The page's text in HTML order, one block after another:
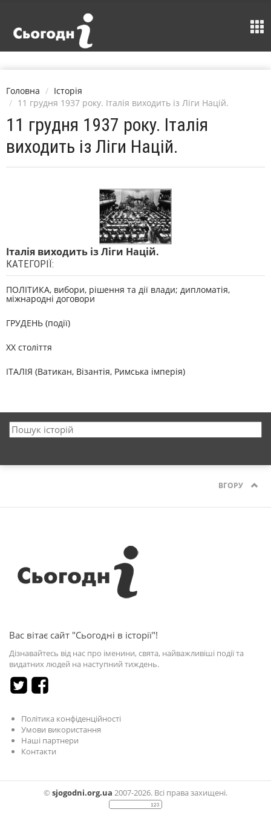
Головна
Історія
11 грудня 1937 року. Італія виходить із Ліги Націй.
11 грудня 1937 року. Італія
виходить із Ліги Націй.
Італія виходить із Ліги Націй.
КАТЕГОРІЇ:
ПОЛІТИКА, вибори, рішення та дії влади; дипломатія,
міжнародні договори
ГРУДЕНЬ (події)
XX століття
ІТАЛІЯ (Ватикан, Візантія, Римська імперія)
ВГОРУ
Вас вітає сайт "Сьогодні в історії"!
Дізнавайтесь від нас про іменини, свята, найважливіші події та
видатних людей на наступний тиждень.
Політика конфіденційності
Умови використання
Наші партнери
Контакти
© sjogodni.org.ua 2007-2026. Всі права захищені.